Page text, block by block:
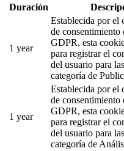
Duración
1 year
Establecida por el
de consentimiento
GDPR, esta
para registrar el
del usuario para
categoría de
1 year
Establecida por el
de consentimiento
GDPR, esta
para registrar el
del usuario para
categoría de